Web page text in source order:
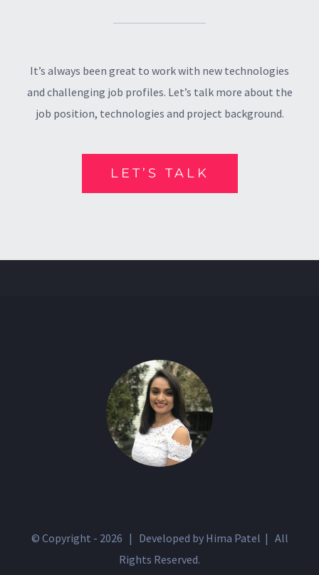
It’s always been great to work with new technologies
and challenging job profiles. Let’s talk more about the
job position, technologies and project background.
LET’S TALK
© Copyright - 2026 | Developed by Hima Patel | All
Rights Reserved.